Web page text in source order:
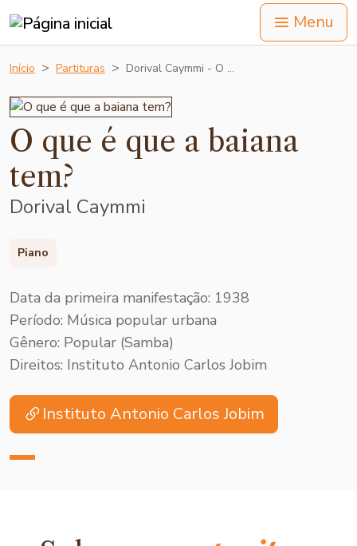
Menu
Início Partituras Dorival Caymmi - O …
O que é que a baiana
tem?
Dorival Caymmi
Piano
Data da primeira manifestação: 1938
Período: Música popular urbana
Gênero: Popular (Samba)
Direitos: Instituto Antonio Carlos Jobim
Instituto Antonio Carlos Jobim